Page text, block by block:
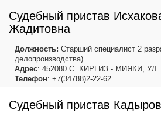
Судебный пристав
Жадитовна
Должность: Старший специалист 2
делопроизводства)
Адрес: 452080 С. КИРГИЗ - МИЯКИ,
Телефон: +7(34788)2-22-62
Судебный пристав